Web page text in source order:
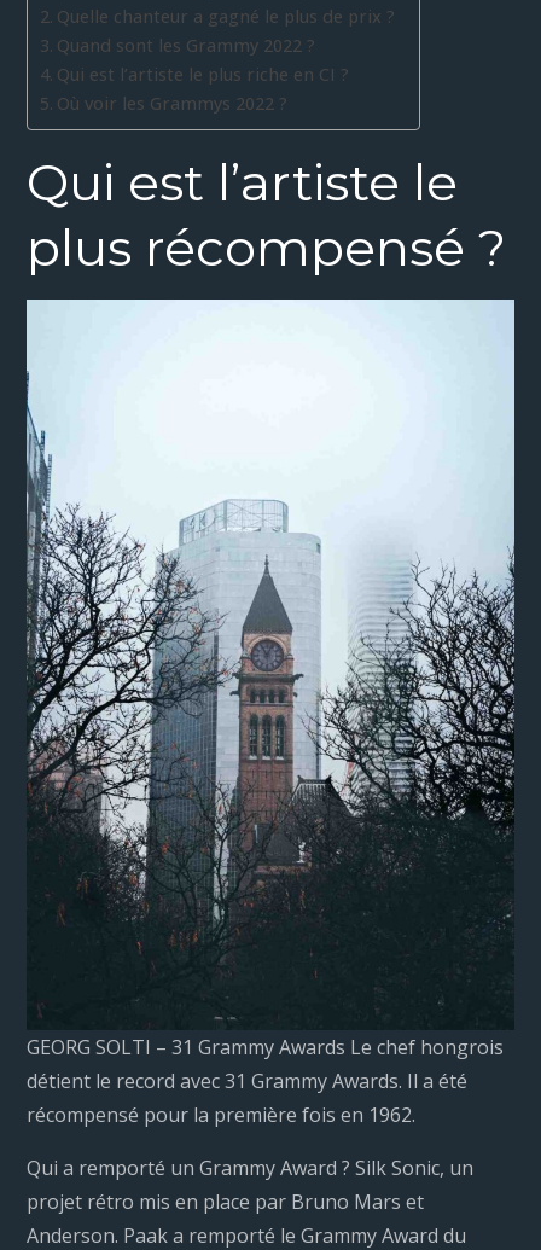
Quelle chanteur a gagné le plus de prix ?
Quand sont les Grammy 2022 ?
Qui est l’artiste le plus riche en CI ?
Où voir les Grammys 2022 ?
Qui est l’artiste le
plus récompensé ?
GEORG SOLTI – 31 Grammy Awards Le chef hongrois
détient le record avec 31 Grammy Awards. Il a été
récompensé pour la première fois en 1962.
Qui a remporté un Grammy Award ? Silk Sonic, un
projet rétro mis en place par Bruno Mars et
Anderson. Paak a remporté le Grammy Award du